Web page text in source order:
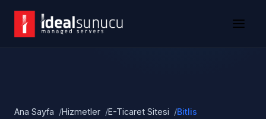
Ana Sayfa Hizmetler E-Ticaret Sitesi Bitlis